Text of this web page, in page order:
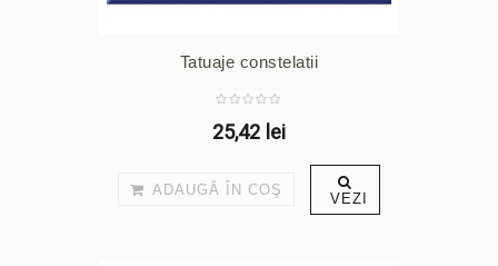
Tatuaje constelatii
25,42 lei
ADAUGĂ ÎN COŞ VEZI